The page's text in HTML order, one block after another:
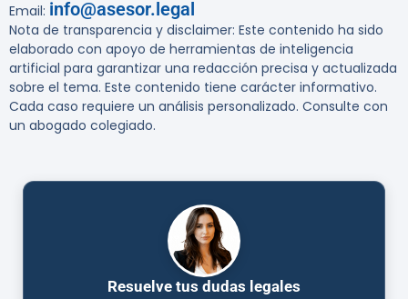
Email: info@asesor.legal
Nota de transparencia y disclaimer: Este contenido ha sido
elaborado con apoyo de herramientas de inteligencia
artificial para garantizar una redacción precisa y actualizada
sobre el tema. Este contenido tiene carácter informativo.
Cada caso requiere un análisis personalizado. Consulte con
un abogado colegiado.
Resuelve tus dudas legales